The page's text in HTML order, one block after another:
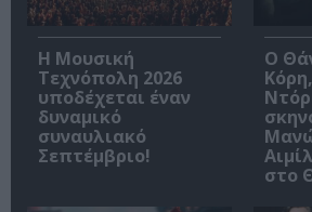
Η Μουσική
Τεχνόπολη 2026
υποδέχεται έναν
δυναμικό
συναυλιακό
Σεπτέμβριο!
Ο
στο